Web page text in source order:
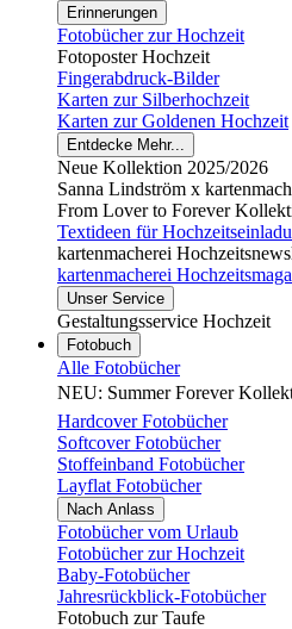
Erinnerungen
Fotobücher zur Hochzeit
Fotoposter Hochzeit
Fingerabdruck-Bilder
Karten zur Silberhochzeit
Karten zur Goldenen Hochzeit
Entdecke Mehr...
Neue Kollektion 2025/2026
Sanna Lindström x
From Lover to Forever
Textideen für
kartenmacherei
kartenmacherei
Unser Service
Gestaltungsservice Hochzeit
Fotobuch
Alle Fotobücher
NEU: Summer Forever
Hardcover Fotobücher
Softcover Fotobücher
Stoffeinband Fotobücher
Layflat Fotobücher
Nach Anlass
Fotobücher vom Urlaub
Fotobücher zur Hochzeit
Baby-Fotobücher
Jahresrückblick-Fotobücher
Fotobuch zur Taufe